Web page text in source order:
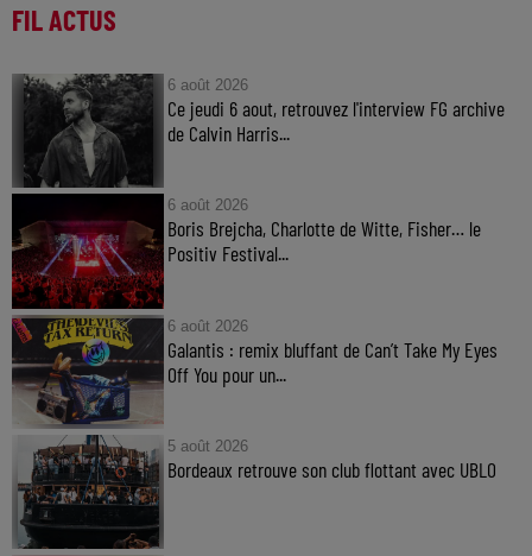
FIL ACTUS
6 août 2026
Ce jeudi 6 aout, retrouvez l'interview FG archive
de Calvin Harris...
6 août 2026
Boris Brejcha, Charlotte de Witte, Fisher… le
Positiv Festival...
6 août 2026
Galantis : remix bluffant de Can’t Take My Eyes
Off You pour un...
5 août 2026
Bordeaux retrouve son club flottant avec UBLO